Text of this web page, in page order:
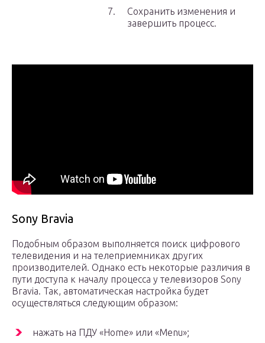
7. Сохранить изменения и
завершить процесс.
Sony Bravia
Подобным образом выполняется поиск цифрового
телевидения и на телеприемниках других
производителей. Однако есть некоторые различия в
пути доступа к началу процесса у телевизоров Sony
Bravia. Так, автоматическая настройка будет
осуществляться следующим образом:
нажать на ПДУ «Home» или «Menu»;